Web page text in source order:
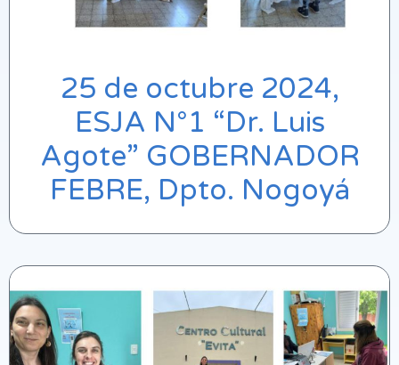
25 de octubre 2024,
ESJA N°1 “Dr. Luis
Agote” GOBERNADOR
FEBRE, Dpto. Nogoyá